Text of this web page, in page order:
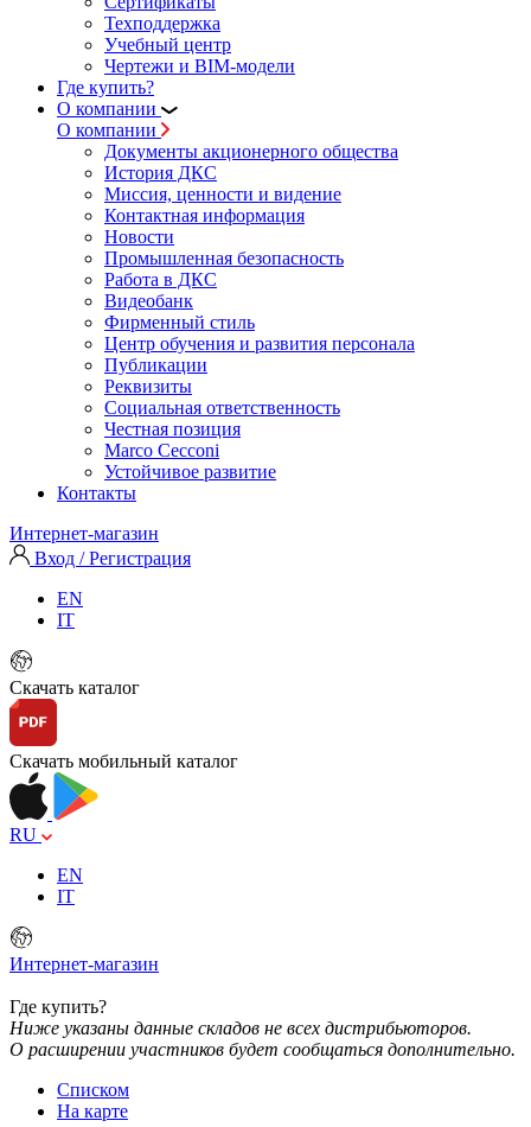
Техподдержка
Учебный центр
Чертежи и BIM-модели
Где купить?
О компании
О компании
Документы акционерного общества
История ДКС
Миссия, ценности и видение
Контактная информация
Новости
Промышленная безопасность
Работа в ДКС
Видеобанк
Фирменный стиль
Центр обучения и развития персонала
Публикации
Реквизиты
Социальная ответственность
Честная позиция
Marco Cecconi
Устойчивое развитие
Контакты
Интернет-магазин
Вход / Регистрация
EN
IT
Скачать каталог
Скачать мобильный каталог
RU
EN
IT
Интернет-магазин
Где купить?
Ниже указаны данные складов не всех дистрибьюторов.
О расширении участников будет сообщаться дополнительно.
Списком
На карте